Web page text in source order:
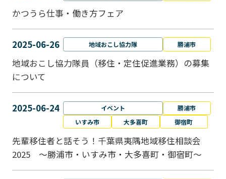
かつうら仕事・働き方フェア
2025-06-26 地域おこし協力隊 勝浦市
地域おこし協力隊員（移住・定住促進業務）の募集
について
2025-06-24 イベント
勝浦市
いすみ市
大多喜町 御宿町
先輩移住者と話そう！千葉県夷隅地域移住相談会
2025 ～勝浦市・いすみ市・大多喜町・御宿町～